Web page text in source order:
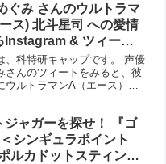
ぐみ さんのウルトラマ
司 への愛情
Instagram & ツィート
の声もいいけどペガッ
ガの声もいいよね！
、科特研キャップです。 声優
さんのツィートをみると、彼
ウルトラマンA（エース）愛
ていることに、とても深い運
いがあ...
ジャガーを探せ！ 『ゴ
シンギュラポイント
ルカドットスティング